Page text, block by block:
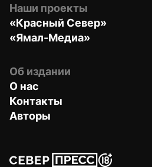
Наши проекты
«Красный Север»
«Ямал-Медиа»
Об издании
О нас
Контакты
Авторы